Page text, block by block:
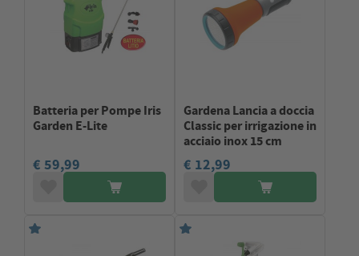
Batteria per Pompe Iris
Garden E-Lite
€ 59,99
Gardena Lancia a doccia
Classic per irrigazione in
acciaio inox 15 cm
€ 12,99